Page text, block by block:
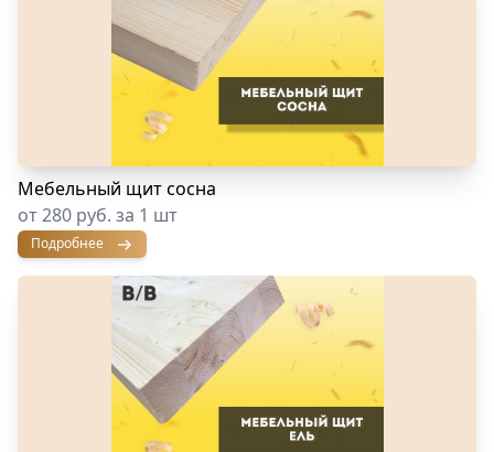
Мебельный щит сосна
от 280 руб. за 1 шт
Подробнее